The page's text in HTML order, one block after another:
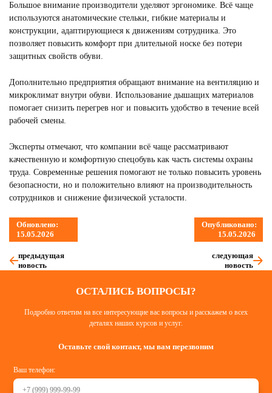
Большое внимание производители уделяют эргономике. Всё чаще
используются анатомические стельки, гибкие материалы и
конструкции, адаптирующиеся к движениям сотрудника. Это
позволяет повысить комфорт при длительной носке без потери
защитных свойств обуви.
Дополнительно предприятия обращают внимание на вентиляцию и
микроклимат внутри обуви. Использование дышащих материалов
помогает снизить перегрев ног и повысить удобство в течение всей
рабочей смены.
Эксперты отмечают, что компании всё чаще рассматривают
качественную и комфортную спецобувь как часть системы охраны
труда. Современные решения помогают не только повысить уровень
безопасности, но и положительно влияют на производительность
сотрудников и снижение физической усталости.
Обновлено:
15.05.2026
Опубликовано:
15.05.2026
предыдущая
новость
следующая
новость
ОСТАЛИСЬ ВОПРОСЫ?
Подробно ответим на все интересующие вас вопросы и расскажем о всех
деталях наших курсов и услуг.
Оставьте свой контакт, мы вам перезвоним
Ваш телефон: